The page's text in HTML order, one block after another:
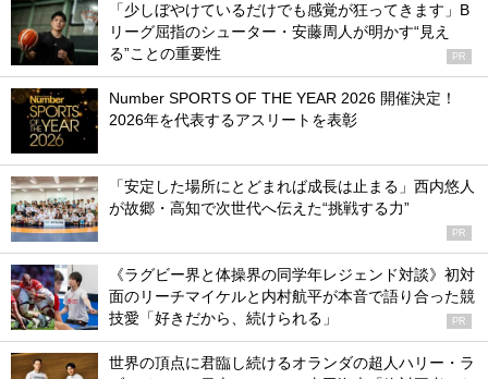
「少しぼやけているだけでも感覚が狂ってきます」B
リーグ屈指のシューター・安藤周人が明かす“見え
る”ことの重要性
PR
Number SPORTS OF THE YEAR 2026 開催決定！
2026年を代表するアスリートを表彰
「安定した場所にとどまれば成長は止まる」西内悠人
が故郷・高知で次世代へ伝えた“挑戦する力”
PR
《ラグビー界と体操界の同学年レジェンド対談》初対
面のリーチマイケルと内村航平が本音で語り合った競
技愛「好きだから、続けられる」
PR
世界の頂点に君臨し続けるオランダの超人ハリー・ラ